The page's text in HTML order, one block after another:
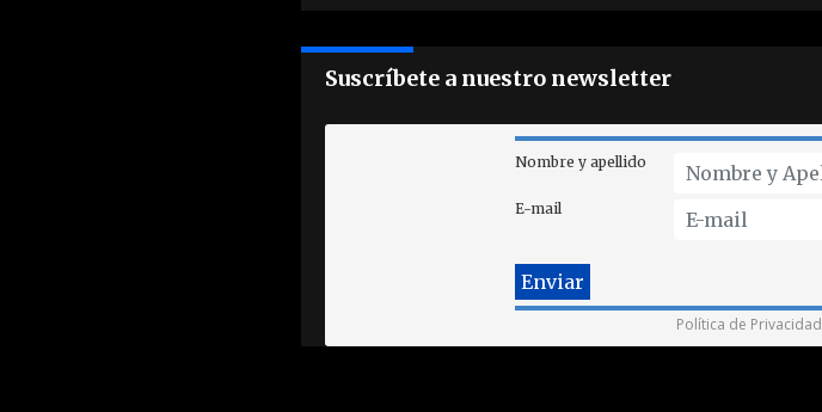
Suscríbete a nuestro newsletter
Nombre y apellido
E-mail
Política de Privacidad